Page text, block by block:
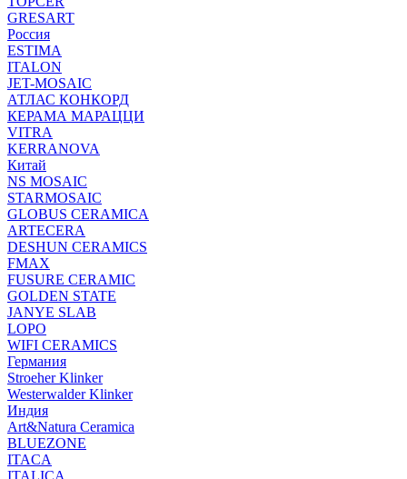
GRESART
Россия
ESTIMA
ITALON
JET-MOSAIC
АТЛАС КОНКОРД
КЕРАМА МАРАЦЦИ
VITRA
KERRANOVA
Китай
NS MOSAIC
STARMOSAIC
GLOBUS CERAMICA
ARTECERA
DESHUN CERAMICS
FMAX
FUSURE CERAMIC
GOLDEN STATE
JANYE SLAB
LOPO
WIFI CERAMICS
Германия
Stroeher Klinker
Westerwalder Klinker
Индия
Art&Natura Ceramica
BLUEZONE
ITACA
ITALICA